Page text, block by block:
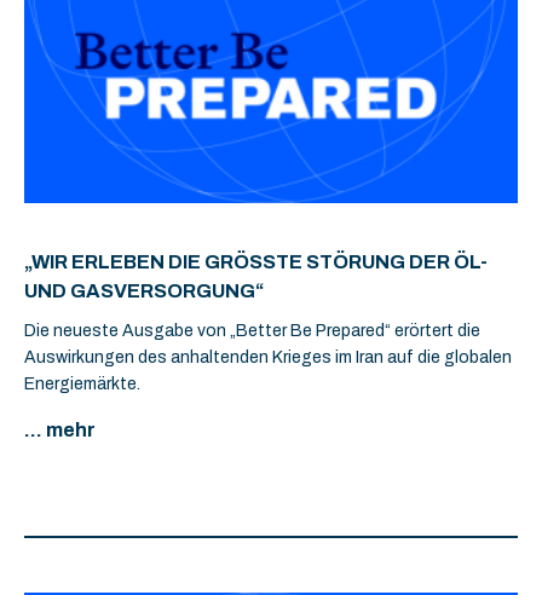
„WIR ERLEBEN DIE GRÖSSTE STÖRUNG DER ÖL- U
ND GASVERSORGUNG“
Die neueste Ausgabe von „Better Be Prepared“ erörtert die
Auswirkungen des anhaltenden Krieges im Iran auf die globalen
Energiemärkte.
... mehr